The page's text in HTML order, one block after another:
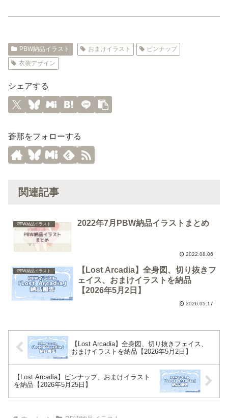
PBW納品イラスト おまけイラスト
ピンナップ
衣装デザイン
シェアする
蒼那をフォローする
関連記事
PBW納品イラスト 2022年7月PBW納品イラストまとめ
2022.08.06
PBW納品イラスト
【Lost Arcadia】全身図、切り抜きフ
ェイス、おまけイラストを納品
【2026年5月2日】
2026.05.17
【Lost Arcadia】全身図、切り抜きフェイス、
おまけイラストを納品【2026年5月2日】
【Lost Arcadia】ピンナップ、おまけイラスト
を納品【2026年5月25日】